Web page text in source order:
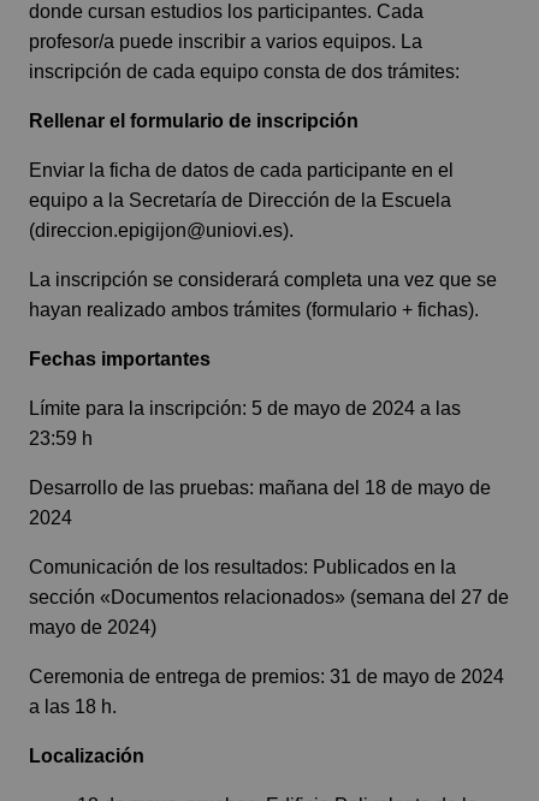
donde cursan estudios los participantes. Cada
profesor/a puede inscribir a varios equipos. La
inscripción de cada equipo consta de dos trámites:
Rellenar el formulario de inscripción
Enviar la ficha de datos de cada participante en el
equipo a la Secretaría de Dirección de la Escuela
(direccion.epigijon@uniovi.es).
La inscripción se considerará completa una vez que se
hayan realizado ambos trámites (formulario + fichas).
Fechas importantes
Límite para la inscripción: 5 de mayo de 2024 a las
23:59 h
Desarrollo de las pruebas: mañana del 18 de mayo de
2024
Comunicación de los resultados: Publicados en la
sección «Documentos relacionados» (semana del 27 de
mayo de 2024)
Ceremonia de entrega de premios: 31 de mayo de 2024
a las 18 h.
Localización